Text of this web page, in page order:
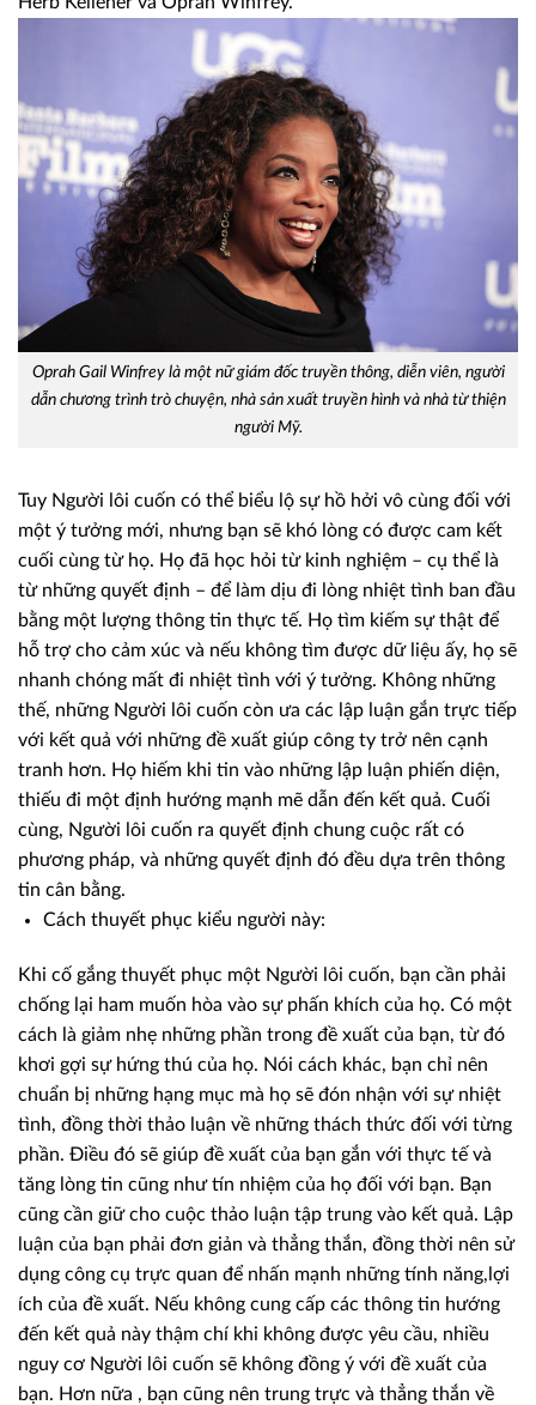
Oprah Gail Winfrey là một nữ giám đốc truyền thông, diễn viên, người
dẫn chương trình trò chuyện, nhà sản xuất truyền hình và nhà từ thiện
người Mỹ.
Tuy Người lôi cuốn có thể biểu lộ sự hồ hởi vô cùng đối với
một ý tưởng mới, nhưng bạn sẽ khó lòng có được cam kết
cuối cùng từ họ. Họ đã học hỏi từ kinh nghiệm – cụ thể là
từ những quyết định – để làm dịu đi lòng nhiệt tình ban đầu
bằng một lượng thông tin thực tế. Họ tìm kiếm sự thật để
hỗ trợ cho cảm xúc và nếu không tìm được dữ liệu ấy, họ sẽ
nhanh chóng mất đi nhiệt tình với ý tưởng. Không những
thế, những Người lôi cuốn còn ưa các lập luận gắn trực tiếp
với kết quả với những đề xuất giúp công ty trở nên cạnh
tranh hơn. Họ hiếm khi tin vào những lập luận phiến diện,
thiếu đi một định hướng mạnh mẽ dẫn đến kết quả. Cuối
cùng, Người lôi cuốn ra quyết định chung cuộc rất có
phương pháp, và những quyết định đó đều dựa trên thông
tin cân bằng.
Cách thuyết phục kiểu người này:
Khi cố gắng thuyết phục một Người lôi cuốn, bạn cần phải
chống lại ham muốn hòa vào sự phấn khích của họ. Có một
cách là giảm nhẹ những phần trong đề xuất của bạn, từ đó
khơi gợi sự hứng thú của họ. Nói cách khác, bạn chỉ nên
chuẩn bị những hạng mục mà họ sẽ đón nhận với sự nhiệt
tình, đồng thời thảo luận về những thách thức đối với từng
phần. Điều đó sẽ giúp đề xuất của bạn gắn với thực tế và
tăng lòng tin cũng như tín nhiệm của họ đối với bạn. Bạn
cũng cần giữ cho cuộc thảo luận tập trung vào kết quả. Lập
luận của bạn phải đơn giản và thẳng thắn, đồng thời nên sử
dụng công cụ trực quan để nhấn mạnh những tính năng,lợi
ích của đề xuất. Nếu không cung cấp các thông tin hướng
đến kết quả này thậm chí khi không được yêu cầu, nhiều
nguy cơ Người lôi cuốn sẽ không đồng ý với đề xuất của
bạn. Hơn nữa , bạn cũng nên trung trực và thẳng thắn về